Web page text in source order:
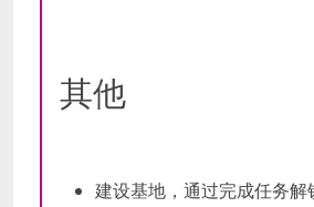
其他
建设基地，通过完成任务解